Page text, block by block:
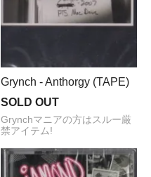
Grynch - Anthorgy (TAPE)
SOLD OUT
Grynchマニアの方はスルー厳
禁アイテム!